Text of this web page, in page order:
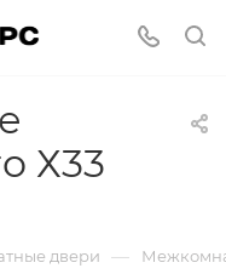
Х33
двери —